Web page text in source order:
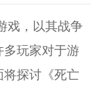
，以其战争
玩家对于游
探讨《死亡